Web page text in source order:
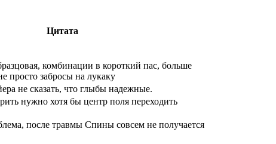
Цитата
комбинации в короткий пас, больше
просто забросы на лукаку
не сказать, что глыбы надежные.
нужно хотя бы центр поля переходить
после травмы Спины совсем не получается